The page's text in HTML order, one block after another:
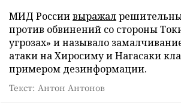
МИД Россиивыражал
против обвинений со стороны
угрозах» и называло
атаки на Хиросиму и Нагасаки
примером дезинформации.
Текст: Антон Антонов